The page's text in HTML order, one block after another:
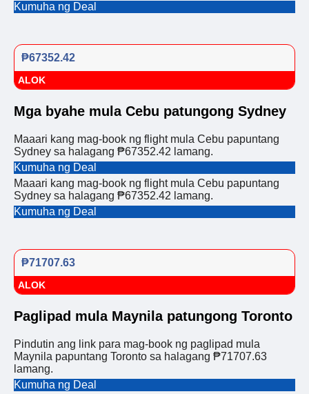
Kumuha ng Deal
₱67352.42
ALOK
Mga byahe mula Cebu patungong Sydney
Maaari kang mag-book ng flight mula Cebu papuntang
Sydney sa halagang ₱67352.42 lamang.
Kumuha ng Deal
Maaari kang mag-book ng flight mula Cebu papuntang
Sydney sa halagang ₱67352.42 lamang.
Kumuha ng Deal
₱71707.63
ALOK
Paglipad mula Maynila patungong Toronto
Pindutin ang link para mag-book ng paglipad mula
Maynila papuntang Toronto sa halagang ₱71707.63
lamang.
Kumuha ng Deal